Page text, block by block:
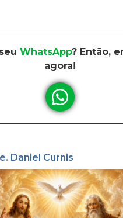
WhatsApp? Então,
agora!
Daniel Curnis